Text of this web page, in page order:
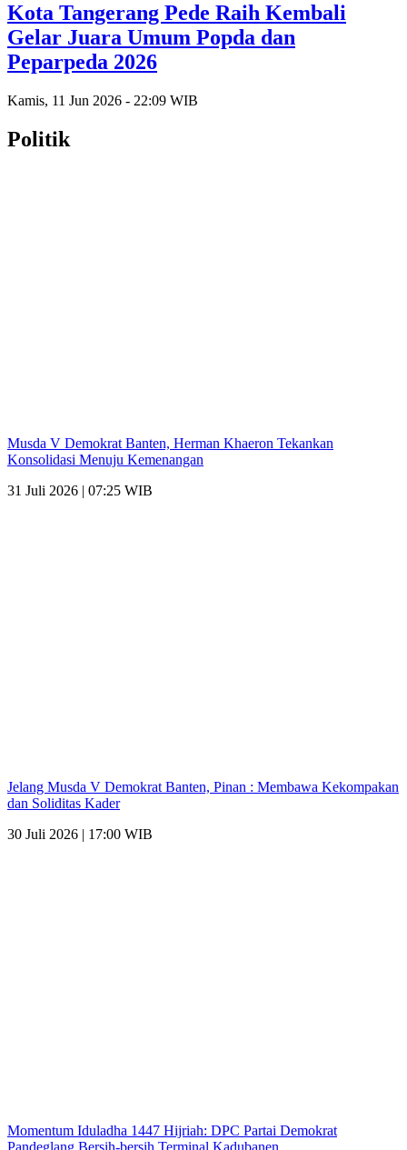
Kota Tangerang Pede Raih Kembali
Gelar Juara Umum Popda dan
Peparpeda 2026
Kamis, 11 Jun 2026 - 22:09 WIB
Politik
Musda V Demokrat Banten, Herman Khaeron Tekankan
Konsolidasi Menuju Kemenangan
31 Juli 2026 | 07:25 WIB
Jelang Musda V Demokrat Banten, Pinan : Membawa Kekompakan
dan Soliditas Kader
30 Juli 2026 | 17:00 WIB
Momentum Iduladha 1447 Hijriah: DPC Partai Demokrat
Pandeglang Bersih-bersih Terminal Kadubanen